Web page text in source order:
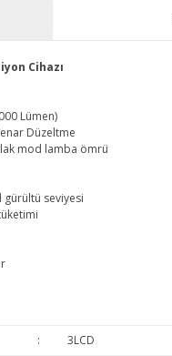
Cihazı
Lümen)
Düzeltme
mod lamba ömrü
seviyesi
:
3LCD